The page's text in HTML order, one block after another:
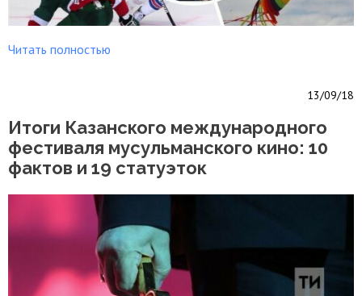
Читать полностью
13/09/18
Итоги Казанского международного
фестиваля мусульманского кино: 10
фактов и 19 статуэток